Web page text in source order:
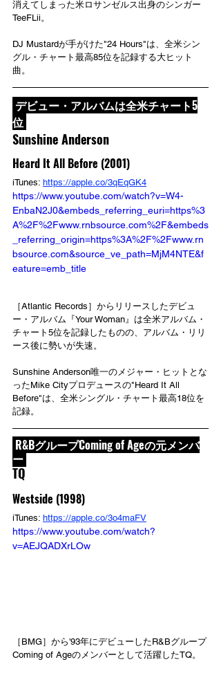
消えてしまった米ロサンゼルス出身のシンガー
TeeFLii。
DJ Mustardが手がけた"24 Hours"は、全米シン
グル・チャート最高85位を記録する大ヒット
曲。
位
Sunshine Anderson
Heard It All Before (2001)
iTunes: https://apple.co/3qEqGK4
https://www.youtube.com/watch?v=W4-
EnbaN2J0&embeds_referring_euri=https%3
A%2F%2Fwww.rnbsource.com%2F&embeds
_referring_origin=https%3A%2F%2Fwww.rn
bsource.com&source_ve_path=MjM4NTE&f
eature=emb_title
［Atlantic Records］からリリースしたデビュ
ー・アルバム『Your Woman』は全米アルバム・
チャート5位を記録したものの、アルバム・リリ
ース後に勢いが失速。
Sunshine Anderson唯一のメジャー・ヒットとな
ったMike Cityプロデュースの"Heard It All
Before"は、全米シングル・チャート最高18位を
記録。
ー
TQ
Westside (1998)
iTunes: https://apple.co/3o4maFV
https://www.youtube.com/watch?
v=AEJQADXrLOw
［BMG］から'93年にデビューしたR&Bグループ
Coming of Ageのメンバーとして活躍したTQ。